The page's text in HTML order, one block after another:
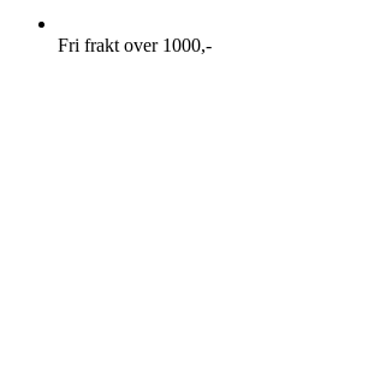
Fri frakt over 1000,-